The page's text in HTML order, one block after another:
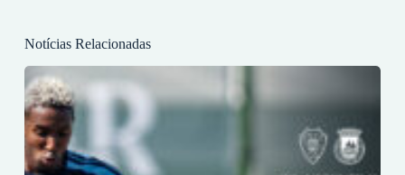
Notícias Relacionadas